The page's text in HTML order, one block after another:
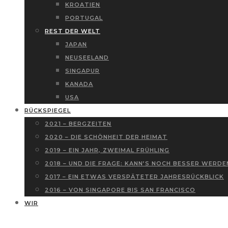
KROATIEN
PORTUGAL
REST DER WELT
JAPAN
NEUSEELAND
SINGAPUR
KANADA
USA
RÜCKSPIEGEL
2021 – BERGZEITEN
2020 – DIE SCHÖNHEIT DER HEIMAT
2019 – EIN JAHR, ZWEIMAL FRÜHLING
2018 – UND DIE FRAGE: KANN’S NOCH BESSER
2017 – EIN ETWAS VERSPÄTETER JAHRESRÜCKBLICK
2016 – VON SINGAPORE BIS SAN FRANCISCO
WIR